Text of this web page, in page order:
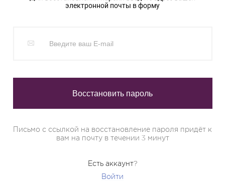
электронной почты в форму
Письмо с ссылкой на восстановление пароля придёт к
вам на почту в течении 3 минут
Есть аккаунт?
Войти